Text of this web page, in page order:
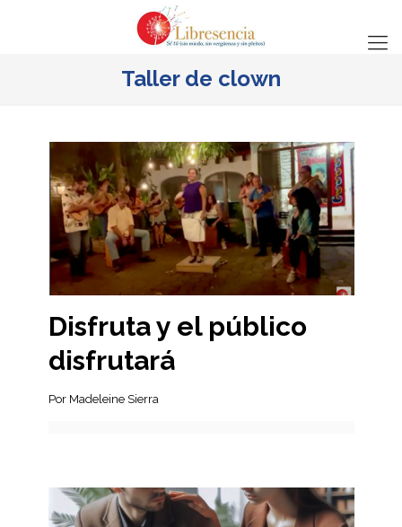
Taller de clown
Disfruta y el público
disfrutará
Por Madeleine Sierra